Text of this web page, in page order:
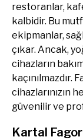
restoranlar,
kalbidir. Bu
ekipmanlar,
çıkar. Ancak,
cihazların
kaçınılmazdır.
cihazlarınızın
güvenilir ve
Kartal